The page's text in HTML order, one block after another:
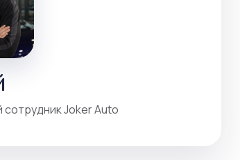
Joker Auto